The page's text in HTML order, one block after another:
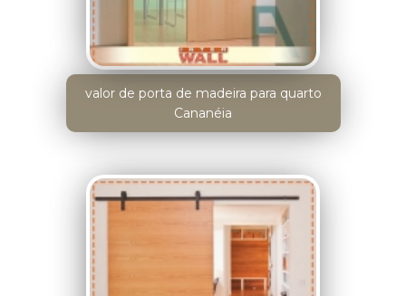
valor de porta de madeira para quarto
Cananéia